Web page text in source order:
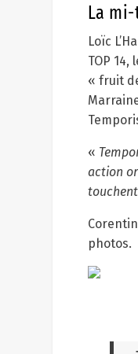
La
Loïc
TOP
« fruit
«
action
photos.